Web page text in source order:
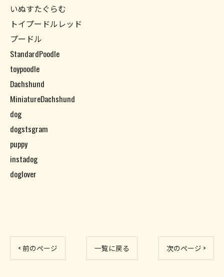
いぬすたぐらむ
トイプードルレッド
プードル
StandardPoodle
toypoodle
Dachshund
MiniatureDachshund
dog
dogstsgram
puppy
instadog
doglover
< 前のページ 一覧に戻る 次のページ >